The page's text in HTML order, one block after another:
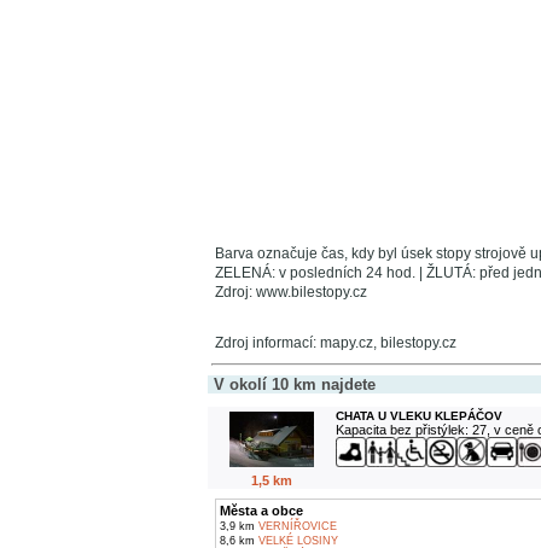
Barva označuje čas, kdy byl úsek stopy strojově
ZELENÁ: v posledních 24 hod. | ŽLUTÁ: před
Zdroj: www.bilestopy.cz
Zdroj informací: mapy.cz, bilestopy.cz
V okolí 10 km najdete
1,5 km
CHATA U VLEKU KLEPÁČOV
Kapacita bez přistýlek: 27, v ceně
Města a obce
3,9 km VERNÍŘOVICE
8,6 km VELKÉ LOSINY